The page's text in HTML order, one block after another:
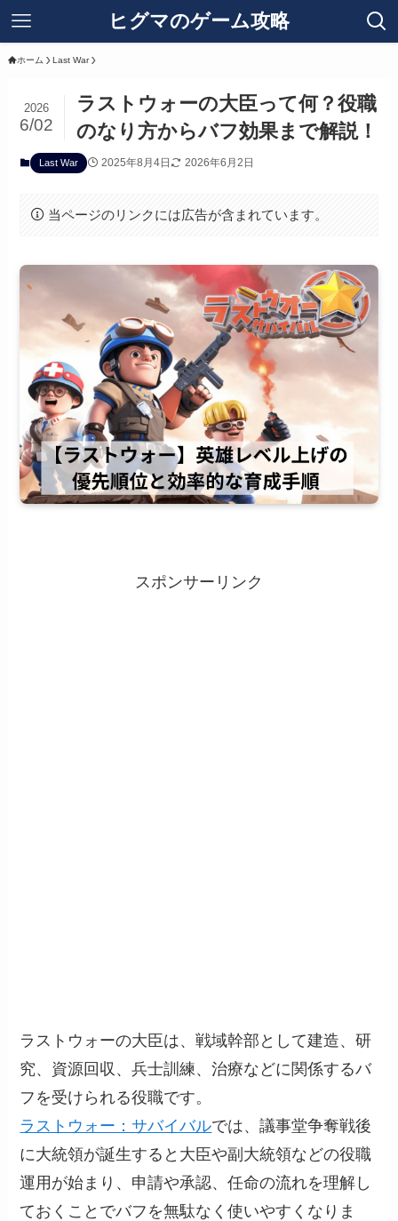
ヒグマのゲーム攻略
ホーム Last War
ラストウォーの大臣って何？役職
のなり方からバフ効果まで解説！
2026
6/02
Last War 2025年8月4日 2026年6月2日
当ページのリンクには広告が含まれています。
スポンサーリンク
ラストウォーの大臣は、戦域幹部として建造、研
究、資源回収、兵士訓練、治療などに関係するバ
フを受けられる役職です。
ラストウォー：サバイバルでは、議事堂争奪戦後
に大統領が誕生すると大臣や副大統領などの役職
運用が始まり、申請や承認、任命の流れを理解し
ておくことでバフを無駄なく使いやすくなりま